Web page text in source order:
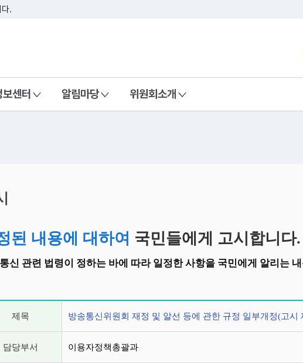
.
센터 알림마당 위원회소개
된 내용에 대하여 국민들에게 고시합니다.
신 관련 법령이 정하는 바에 따라 일정한 사항을 국민에게 알리는
제목 방송통신위원회 재정 및 알선 등에 관한 규정 일부개정(고시
담당부서 이용자정책총괄과